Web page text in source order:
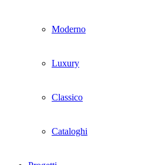
Moderno
Luxury
Classico
Cataloghi